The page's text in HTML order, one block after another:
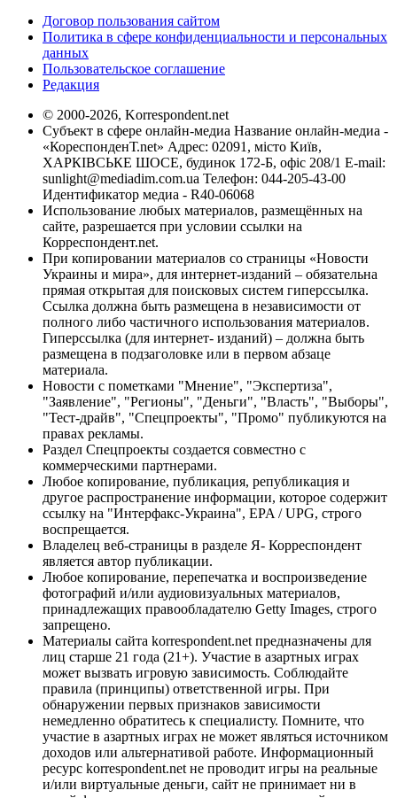
Договор пользования сайтом
Политика в сфере конфиденциальности и персональных
данных
Пользовательское соглашение
Редакция
© 2000-2026, Korrespondent.net
Субъект в сфере онлайн-медиа Название онлайн-медиа -
«КореспонденТ.net» Адрес: 02091, місто Київ,
ХАРКІВСЬКЕ ШОСЕ, будинок 172-Б, офіс 208/1 E-mail:
sunlight@mediadim.com.ua Телефон: 044-205-43-00
Идентификатор медиа - R40-06068
Использование любых материалов, размещённых на
сайте, разрешается при условии ссылки на
Корреспондент.net.
При копировании материалов со страницы «Новости
Украины и мира», для интернет-изданий – обязательна
прямая открытая для поисковых систем гиперссылка.
Ссылка должна быть размещена в независимости от
полного либо частичного использования материалов.
Гиперссылка (для интернет- изданий) – должна быть
размещена в подзаголовке или в первом абзаце
материала.
Новости с пометками "Мнение", "Экспертиза",
"Заявление", "Регионы", "Деньги", "Власть", "Выборы",
"Тест-драйв", "Спецпроекты", "Промо" публикуются на
правах рекламы.
Раздел Спецпроекты создается совместно с
коммерческими партнерами.
Любое копирование, публикация, републикация и
другое распространение информации, которое содержит
ссылку на "Интерфакс-Украина", EPA / UPG, строго
воспрещается.
Владелец веб-страницы в разделе Я- Корреспондент
является автор публикации.
Любое копирование, перепечатка и воспроизведение
фотографий и/или аудиовизуальных материалов,
принадлежащих правообладателю Getty Images, строго
запрещено.
Материалы сайта korrespondent.net предназначены для
лиц старше 21 года (21+). Участие в азартных играх
может вызвать игровую зависимость. Соблюдайте
правила (принципы) ответственной игры. При
обнаружении первых признаков зависимости
немедленно обратитесь к специалисту. Помните, что
участие в азартных играх не может являться источником
доходов или альтернативой работе. Информационный
ресурс korrespondent.net не проводит игры на реальные
и/или виртуальные деньги, сайт не принимает ни в